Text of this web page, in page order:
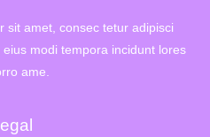
sit amet, consec tetur adipisci
modi tempora incidunt lores
ame.